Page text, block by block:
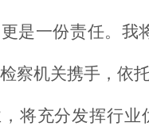
是一份责任。我
察机关携手，依
将充分发挥行业